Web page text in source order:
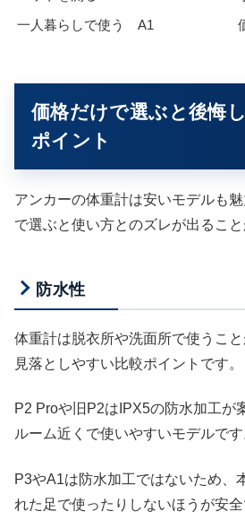
一人暮らしで使う
A1
価格だけで選ぶと後悔
ポイント
アンカーの体重計は安いモデルも
で選ぶと使い方とのズレが出ること
防水性
体重計は脱衣所や洗面所で使うこ
見落としやすい比較ポイントです。
P2 Proや旧P2はIPX5の防水加工が
ルーム近くで使いやすいモデルです
P3やA1は防水加工ではないため、
れた足で使ったりしないほうが安全